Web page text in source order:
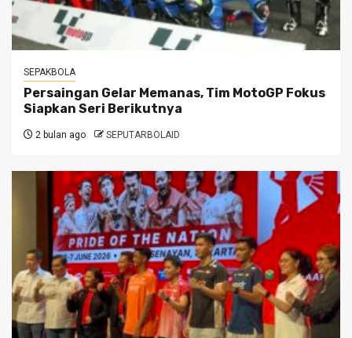
SEPAKBOLA
Persaingan Gelar Memanas, Tim MotoGP Fokus
Siapkan Seri Berikutnya
2 bulan ago SEPUTARBOLAID